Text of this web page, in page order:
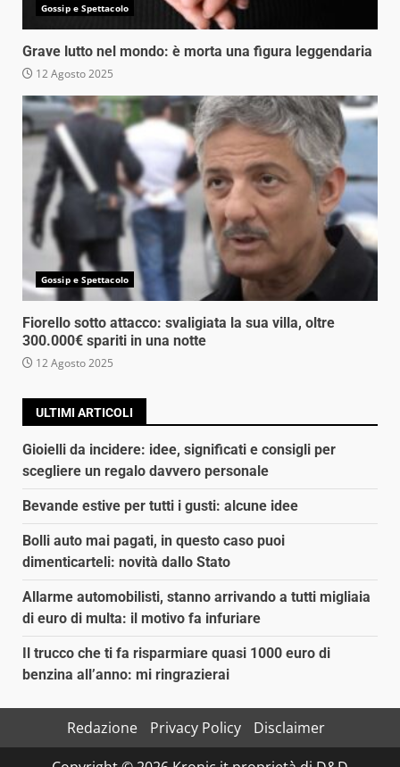
Gossip e Spettacolo
Grave lutto nel mondo: è morta una figura leggendaria
12 Agosto 2025
Gossip e Spettacolo
Fiorello sotto attacco: svaligiata la sua villa, oltre
300.000€ spariti in una notte
12 Agosto 2025
ULTIMI ARTICOLI
Gioielli da incidere: idee, significati e consigli per
scegliere un regalo davvero personale
Bevande estive per tutti i gusti: alcune idee
Bolli auto mai pagati, in questo caso puoi
dimenticarteli: novità dallo Stato
Allarme automobilisti, stanno arrivando a tutti migliaia
di euro di multa: il motivo fa infuriare
Il trucco che ti fa risparmiare quasi 1000 euro di
benzina all’anno: mi ringrazierai
Redazione Privacy Policy
Disclaimer